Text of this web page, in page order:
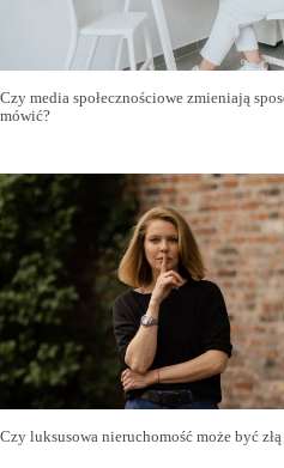
Czy media społecznościowe zmieniają
mówić?
Czy luksusowa nieruchomość może być